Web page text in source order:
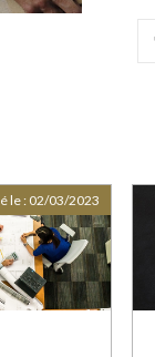
le : 02/03/2023